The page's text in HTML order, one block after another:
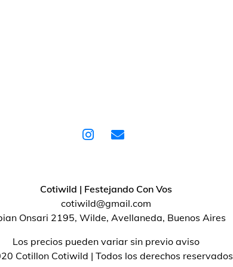
Cotiwild | Festejando Con Vos
cotiwild@gmail.com
Onsari 2195, Wilde, Avellaneda, Buenos Aires
Los precios pueden variar sin previo aviso
Cotillon Cotiwild | Todos los derechos reservados